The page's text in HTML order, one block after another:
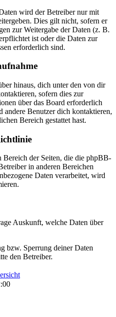
wird der Betreiber nur mit
Dies gilt nicht, sofern er
zur Weitergabe der Daten (z. B.
ist oder die Daten zur
erforderlich sind.
hinaus, dich unter den von dir
sofern dies zur
über das Board erforderlich
andere Benutzer dich kontaktieren,
Bereich gestattet hast.
Bereich der Seiten, die die phpBB-
in anderen Bereichen
Daten verarbeitet, wird
Auskunft, welche Daten über
bzw. Sperrung deiner Daten
den Betreiber.